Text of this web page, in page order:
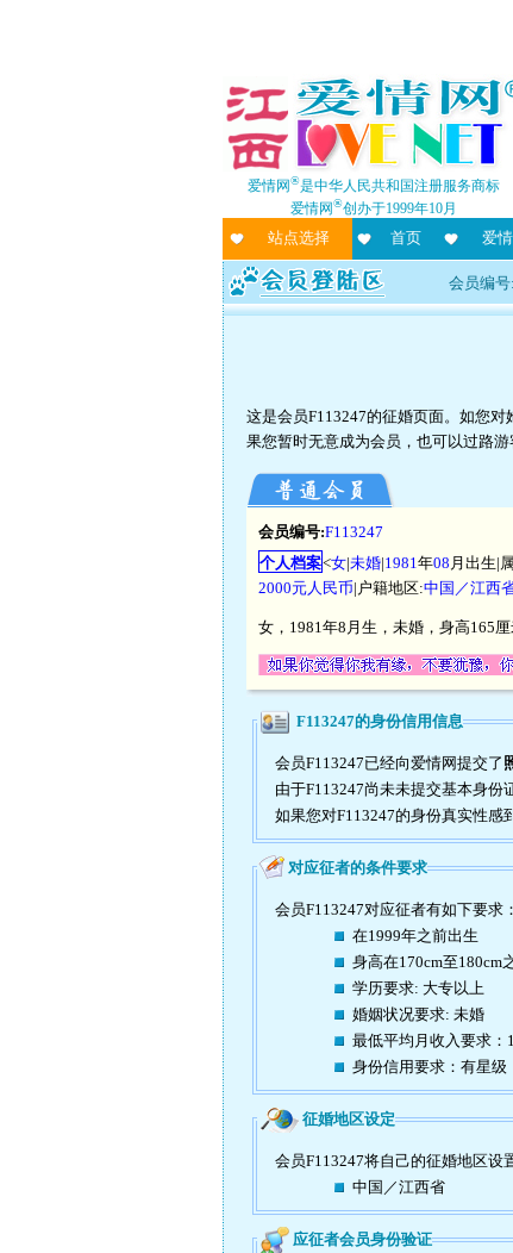
爱情网®是中华人民共和国注册服务商标
爱情网®创办于1999年10月
站点选择 首页 爱
会员编号:
这是会员F113247的征婚页面。如您
果您暂时无意成为会员，也可以过路游
会员编号:F113247
个人档案<女|未婚|1981年08 月出生|
2000元人民币|户籍地区:中国／江西
女，1981年8月生，未婚，身高165
F113247的身份信用信息
会员F113247已经向爱情网提交了
由于F113247尚未未提交基本身份
如果您对F113247的身份真实性感
对应征者的条件要求
会员F113247对应征者有如下要求：
在1999年之前出生
身高在170cm至180cm
学历要求: 大专以上
婚姻状况要求: 未婚
最低平均月收入要求：
身份信用要求：有星级
征婚地区设定
会员F113247将自己的征婚地区设
中国／江西省
应征者会员身份验证